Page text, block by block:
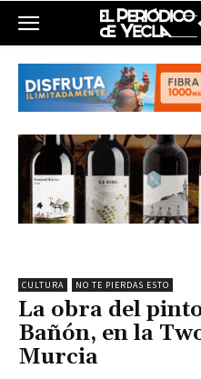
CULTURA NO TE PIERDAS ESTO
La obra del
Bañón, en la
Murcia